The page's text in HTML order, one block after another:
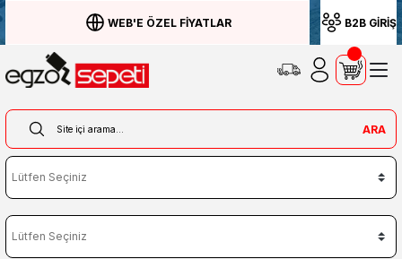
WEB'E ÖZEL FİYATLAR B2B GİRİŞ
ARA